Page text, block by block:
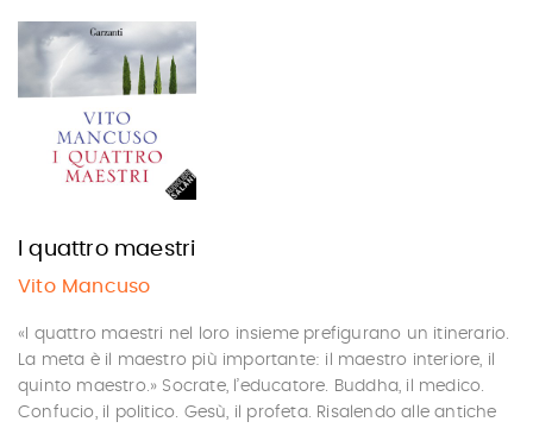
I quattro maestri
Vito Mancuso
«I quattro maestri nel loro insieme prefigurano un itinerario.
La meta è il maestro più importante: il maestro interiore, il
quinto maestro.» Socrate, l’educatore. Buddha, il me­dico.
Confucio, il politico. Gesù, il profe­ta. Risalendo alle antiche